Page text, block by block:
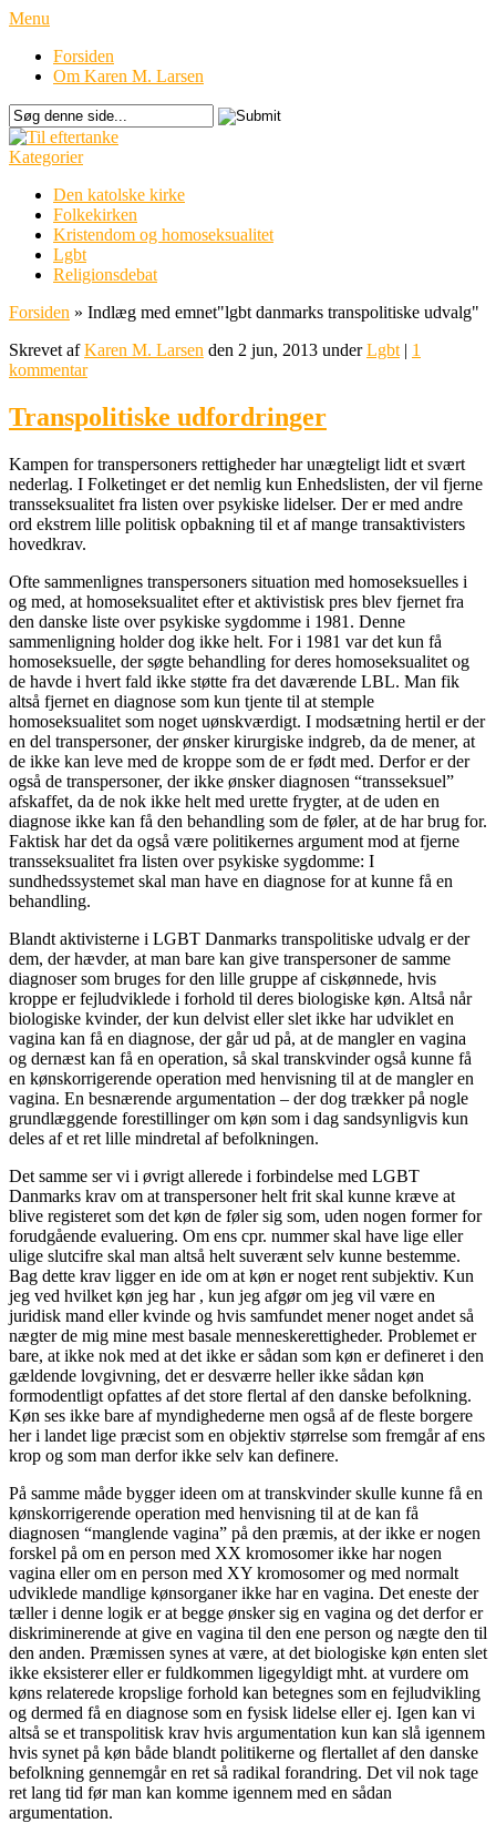
Menu
Forsiden
Om Karen M. Larsen
Kategorier
Den katolske kirke
Folkekirken
Kristendom og homoseksualitet
Lgbt
Religionsdebat
Forsiden » Indlæg med emnet"lgbt danmarks transpolitiske udvalg"
Skrevet afKaren M. Larsen den 2 jun, 2013 underLgbt | 1
kommentar
Transpolitiske udfordringer
Kampen for transpersoners rettigheder har unægteligt lidt et svært
nederlag. I Folketinget er det nemlig kun Enhedslisten, der vil fjerne
transseksualitet fra listen over psykiske lidelser. Der er med andre
ord ekstrem lille politisk opbakning til et af mange transaktivisters
hovedkrav.
Ofte sammenlignes transpersoners situation med homoseksuelles i
og med, at homoseksualitet efter et aktivistisk pres blev fjernet fra
den danske liste over psykiske sygdomme i 1981. Denne
sammenligning holder dog ikke helt. For i 1981 var det kun få
homoseksuelle, der søgte behandling for deres homoseksualitet og
de havde i hvert fald ikke støtte fra det daværende LBL. Man fik
altså fjernet en diagnose som kun tjente til at stemple
homoseksualitet som noget uønskværdigt. I modsætning hertil er der
en del transpersoner, der ønsker kirurgiske indgreb, da de mener, at
de ikke kan leve med de kroppe som de er født med. Derfor er der
også de transpersoner, der ikke ønsker diagnosen “transseksuel”
afskaffet, da de nok ikke helt med urette frygter, at de uden en
diagnose ikke kan få den behandling som de føler, at de har brug for.
Faktisk har det da også være politikernes argument mod at fjerne
transseksualitet fra listen over psykiske sygdomme: I
sundhedssystemet skal man have en diagnose for at kunne få en
behandling.
Blandt aktivisterne i LGBT Danmarks transpolitiske udvalg er der
dem, der hævder, at man bare kan give transpersoner de samme
diagnoser som bruges for den lille gruppe af ciskønnede, hvis
kroppe er fejludviklede i forhold til deres biologiske køn. Altså når
biologiske kvinder, der kun delvist eller slet ikke har udviklet en
vagina kan få en diagnose, der går ud på, at de mangler en vagina
og dernæst kan få en operation, så skal transkvinder også kunne få
en kønskorrigerende operation med henvisning til at de mangler en
vagina. En besnærende argumentation – der dog trækker på nogle
grundlæggende forestillinger om køn som i dag sandsynligvis kun
deles af et ret lille mindretal af befolkningen.
Det samme ser vi i øvrigt allerede i forbindelse med LGBT
Danmarks krav om at transpersoner helt frit skal kunne kræve at
blive registeret som det køn de føler sig som, uden nogen former for
forudgående evaluering. Om ens cpr. nummer skal have lige eller
ulige slutcifre skal man altså helt suverænt selv kunne bestemme.
Bag dette krav ligger en ide om at køn er noget rent subjektiv. Kun
jeg ved hvilket køn jeg har , kun jeg afgør om jeg vil være en
juridisk mand eller kvinde og hvis samfundet mener noget andet så
nægter de mig mine mest basale menneskerettigheder. Problemet er
bare, at ikke nok med at det ikke er sådan som køn er defineret i den
gældende lovgivning, det er desværre heller ikke sådan køn
formodentligt opfattes af det store flertal af den danske befolkning.
Køn ses ikke bare af myndighederne men også af de fleste borgere
her i landet lige præcist som en objektiv størrelse som fremgår af ens
krop og som man derfor ikke selv kan definere.
På samme måde bygger ideen om at transkvinder skulle kunne få en
kønskorrigerende operation med henvisning til at de kan få
diagnosen “manglende vagina” på den præmis, at der ikke er nogen
forskel på om en person med XX kromosomer ikke har nogen
vagina eller om en person med XY kromosomer og med normalt
udviklede mandlige kønsorganer ikke har en vagina. Det eneste der
tæller i denne logik er at begge ønsker sig en vagina og det derfor er
diskriminerende at give en vagina til den ene person og nægte den til
den anden. Præmissen synes at være, at det biologiske køn enten slet
ikke eksisterer eller er fuldkommen ligegyldigt mht. at vurdere om
køns relaterede kropslige forhold kan betegnes som en fejludvikling
og dermed få en diagnose som en fysisk lidelse eller ej. Igen kan vi
altså se et transpolitisk krav hvis argumentation kun kan slå igennem
hvis synet på køn både blandt politikerne og flertallet af den danske
befolkning gennemgår en ret så radikal forandring. Det vil nok tage
ret lang tid før man kan komme igennem med en sådan
argumentation.